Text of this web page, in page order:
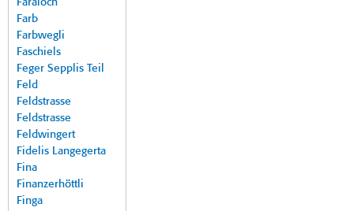
Faraloch
Farb
Farbwegli
Faschiels
Feger Sepplis Teil
Feld
Feldstrasse
Feldstrasse
Feldwingert
Fidelis Langegerta
Fina
Finanzerhöttli
Finga